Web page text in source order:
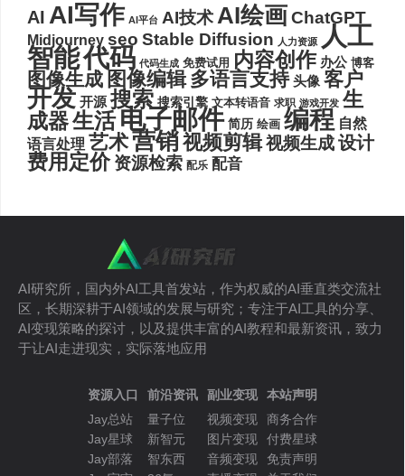
AI AI写作 AI平台 AI技术AI绘画ChatGPT
Midjourney seo Stable Diffusion 人力资源 人工
智能代码 代码生成 免费试用 内容创作 办公 博客
图像生成 图像编辑 多语言支持 头像 客户
开发 开源 搜索 搜索引擎 文本转语音 求职 游戏开发 生
成器生活电子邮件 简历 绘画 编程 自然
语言处理 艺术营销视频剪辑视频生成设计
费用定价 资源检索 配乐 配音
AI研究所，国内外AI工具首发站，作为权威的AI垂直类交流社
区，长期深耕于AI领域的发展与研究；专注于AI工具的分享、
AI变现策略的探讨，以及提供丰富的AI教程和最新资讯，致力
于让AI走进现实，实际落地应用
资源入口
Jay总站
Jay星球
Jay部落
前沿资讯
量子位
新智元
智东西
副业变现
视频变现
图片变现
音频变现
本站声明
商务合作
付费星球
免责声明